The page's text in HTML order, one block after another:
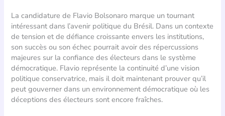
La candidature de Flavio Bolsonaro marque un tournant
intéressant dans l’avenir politique du Brésil. Dans un contexte
de tension et de défiance croissante envers les institutions,
son succès ou son échec pourrait avoir des répercussions
majeures sur la confiance des électeurs dans le système
démocratique. Flavio représente la continuité d’une vision
politique conservatrice, mais il doit maintenant prouver qu’il
peut gouverner dans un environnement démocratique où les
déceptions des électeurs sont encore fraîches.